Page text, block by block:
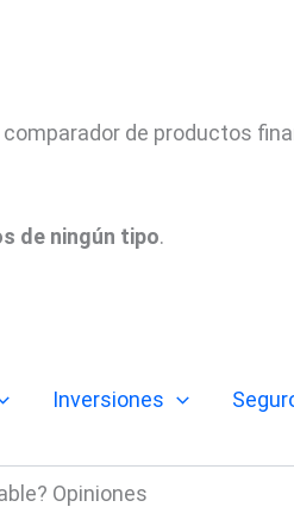
comparador de productos
de ningún tipo.
Inversiones
Opiniones